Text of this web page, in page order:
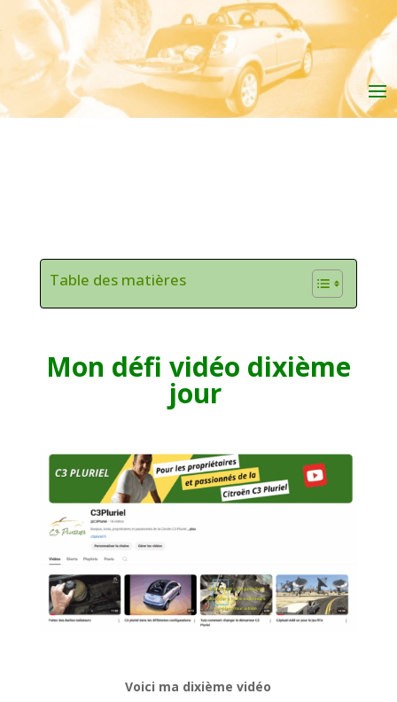
Table des matières
Mon défi vidéo dixième
jour
Voici ma dixième vidéo